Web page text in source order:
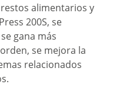
alimentarios y
200S, se
gana más
se mejora la
relacionados